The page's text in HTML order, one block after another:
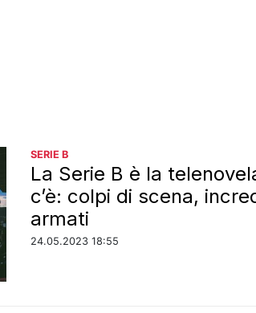
SERIE B
La Serie B è la
c’è: colpi di scena,
armati
24.05.2023 18:55